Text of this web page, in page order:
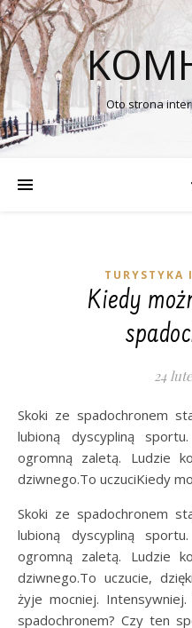
Oto strona
TURYSTYKA
Kiedy
24
Skoki ze spadochronem stają się coraz bardziej znaną i
lubioną dyscypliną
ogromną zaletą. Ludzie
dziwnego.To uczuciKiedy
Skoki ze spadochronem
lubioną dyscypliną
ogromną zaletą. Ludzie
dziwnego.To uczucie,
żyje mocniej.
spadochronem? Czy ten